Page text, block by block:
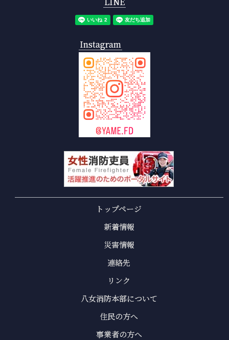
トップページ
新着情報
災害情報
連絡先
リンク
八女消防本部について
住民の方へ
事業者の方へ
Instagram